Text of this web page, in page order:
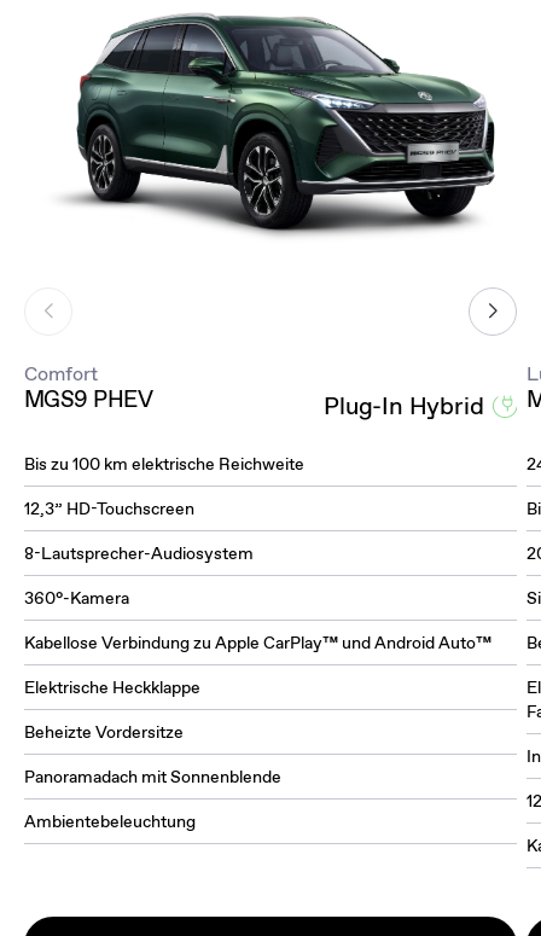
Comfort
MGS9 PHEV Plug-In Hybrid
Bis zu 100 km elektrische Reichweite
12,3” HD-Touchscreen
8-Lautsprecher-Audiosystem
360°-Kamera
Kabellose Verbindung zu Apple CarPlay™ und Android Auto™
Elektrische Heckklappe
Beheizte Vordersitze
Panoramadach mit Sonnenblende
Ambientebeleuchtung